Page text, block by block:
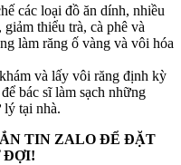
các loại đồ ăn dính, nhiều
thiểu trà, cà phê và
làm răng ố vàng và vôi hóa
và lấy vôi răng định kỳ
bác sĩ làm sạch những
lý tại nhà.
TIN ZALO ĐỂ ĐẶT
ĐỢI!